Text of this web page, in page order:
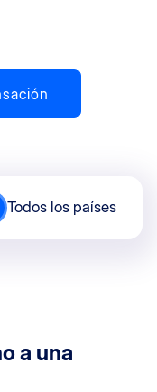
Todos los países
a una